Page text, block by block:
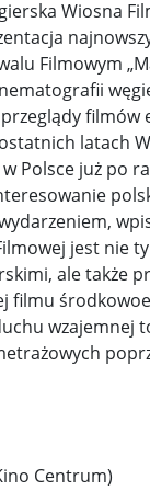
woj ... Świat u
pr ...
... Ciężka noc
lic ... Donaldowi
... Sensy
Wspólnota w
wśród ceglanych
... Wielka
...
Wiosna
Filmowym
latach
Polsce już po
jest nie
ale także
filmu
wzajemnej
Centrum)